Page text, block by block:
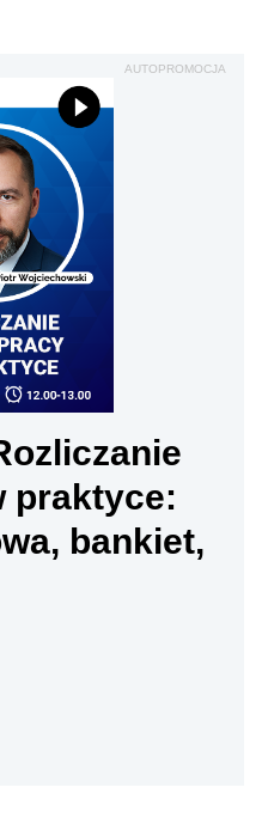
AUTOPROMOCJA
praktyce:
bankiet,